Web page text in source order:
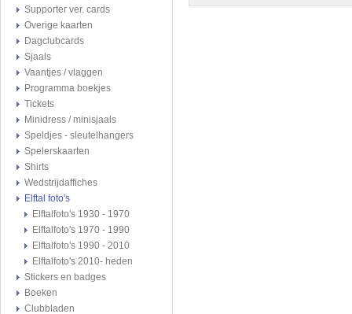
Supporter ver. cards
Overige kaarten
Dagclubcards
Sjaals
Vaantjes / vlaggen
Programma boekjes
Tickets
Minidress / minisjaals
Speldjes - sleutelhangers
Spelerskaarten
Shirts
Wedstrijdaffiches
Elftal foto's
Elftalfoto's 1930 - 1970
Elftalfoto's 1970 - 1990
Elftalfoto's 1990 - 2010
Elftalfoto's 2010- heden
Stickers en badges
Boeken
Clubbladen